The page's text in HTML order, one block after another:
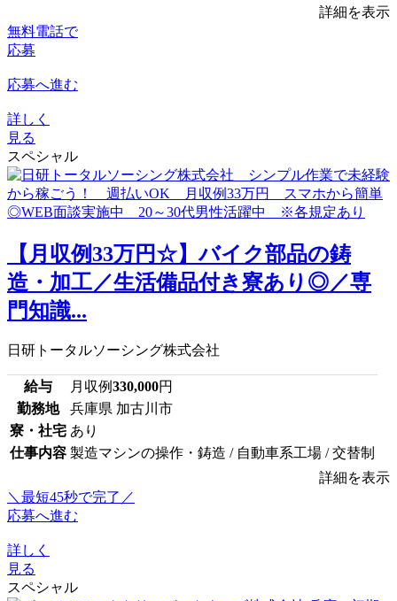
詳細を表示
無料電話で
応募
応募へ進む
詳しく
見る
スペシャル
【月収例33万円☆】バイク部品の鋳
造・加工／生活備品付き寮あり◎／専
門知識...
日研トータルソーシング株式会社
給与 月収例330,000円
勤務地
兵庫県 加古川市
寮・社宅 あり
仕事内容 製造マシンの操作・鋳造 / 自動車系工場 / 交替制
詳細を表示
＼最短45秒で完了／
応募へ進む
詳しく
見る
スペシャル